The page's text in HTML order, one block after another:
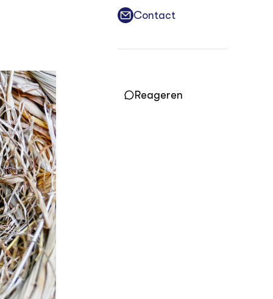
Wiki Groen Kennisnet
GROEN KENNISNET
Over ons
Contact
ENGLISH
Search the Knowledge base
Contact
Reageren